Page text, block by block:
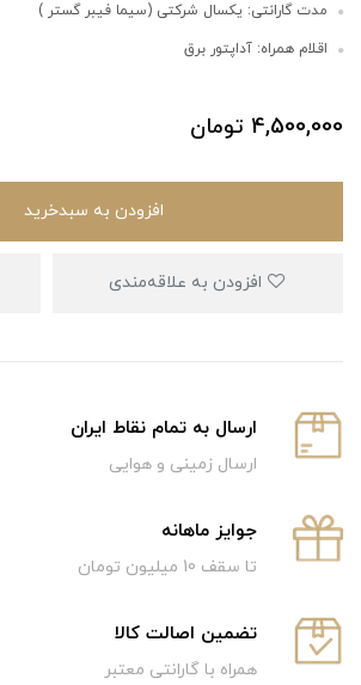
مدت گارانتی: یکسال شرکتی (سیما فیبر گستر )
اقلام همراه: آداپتور برق
4,500,000 تومان
افزودن به سبدخرید
ارسال به تمام نقاط ایران
ارسال زمینی و هوایی
جوایز ماهانه
تا سقف 10 میلیون تومان
تضمین اصالت کالا
همراه با گارانتی معتبر